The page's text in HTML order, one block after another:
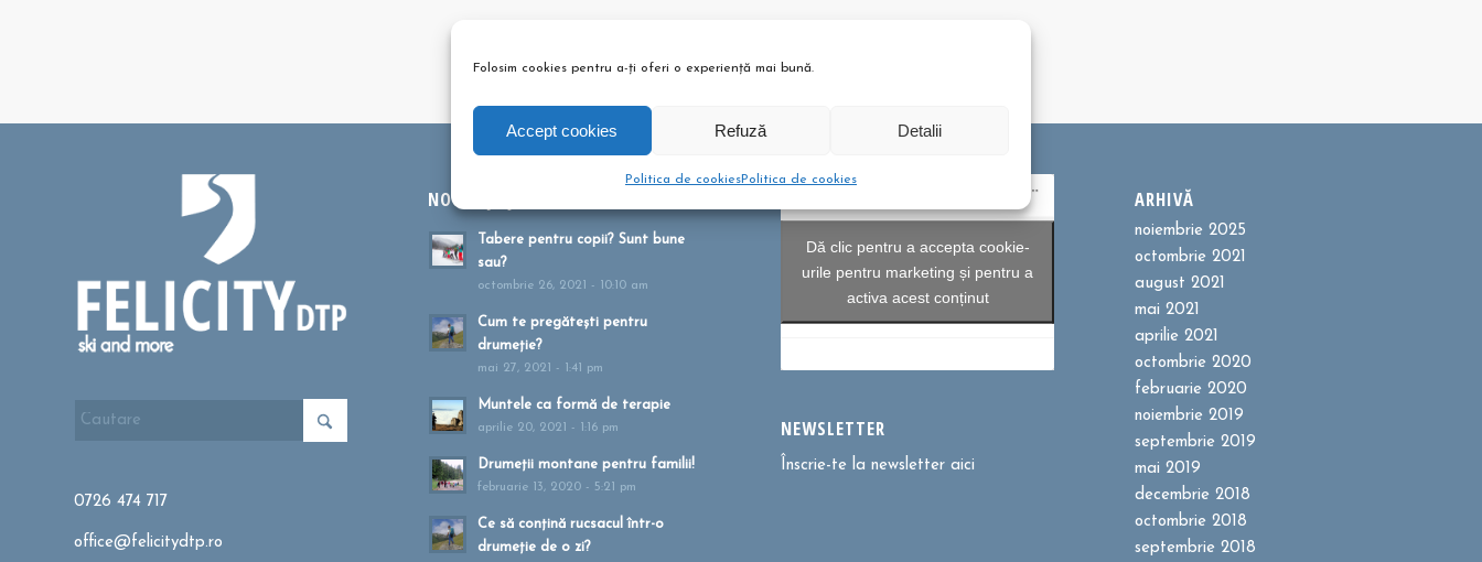
Folosim cookies pentru a-ți oferi o experiență mai bună.
Accept cookies Refuză Detalii
Politica de cookiesPolitica de cookies
0726 474 717
office@felicitydtp.ro
NOUTĂȚI ȘI ARTICOLE
Tabere pentru copii? Sunt bune
sau?
octombrie 26, 2021 - 10:10 am
Cum te pregătești pentru
drumeție?
mai 27, 2021 - 1:41 pm
Muntele ca formă de terapie
aprilie 20, 2021 - 1:16 pm
Drumeții montane pentru familii!
februarie 13, 2020 - 5:21 pm
Ce să conțină rucsacul într-o
drumeție de o zi?
Dă clic pentru a accepta cookie-
urile pentru marketing și pentru a
activa acest conținut
NEWSLETTER
Înscrie-te la newsletter aici
ARHIVĂ
noiembrie 2025
octombrie 2021
august 2021
mai 2021
aprilie 2021
octombrie 2020
februarie 2020
noiembrie 2019
septembrie 2019
mai 2019
decembrie 2018
octombrie 2018
septembrie 2018